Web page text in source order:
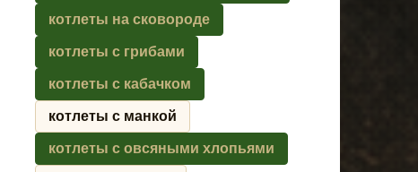
котлеты на сковороде
котлеты с грибами
котлеты с кабачком
котлеты с манкой
котлеты с овсяными хлопьями